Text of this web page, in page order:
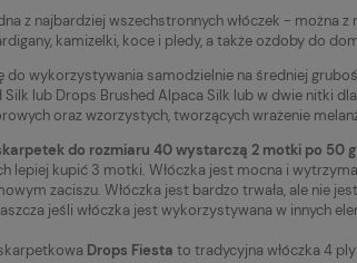
z najbardziej wszechstronnych włóczek - można
kamizelki, koce i pledy, a także ozdoby do
do wykorzystywania samodzielnie na średniej
Silk lub Drops Brushed Alpaca Silk lub w dwie nitki
oraz wzorzystych, tworzących wrażenie
do rozmiaru 40 wystarczą 2 motki po 50 g
lepiej kupić 3 motki. Włóczka jest mocna i
zaciszu. Włóczka jest bardzo trwała, ale nie
jeśli włóczka jest wykorzystywana w innych
Drops Fiesta to tradycyjna włóczka 4